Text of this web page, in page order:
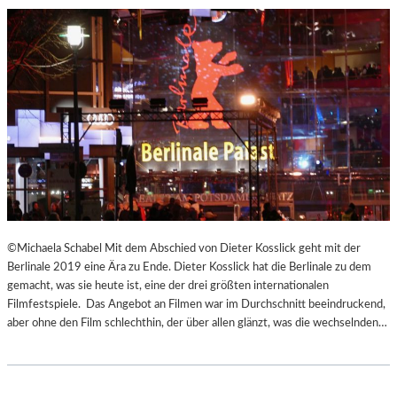
©Michaela Schabel Mit dem Abschied von Dieter Kosslick geht mit der
Berlinale 2019 eine Ära zu Ende. Dieter Kosslick hat die Berlinale zu dem
gemacht, was sie heute ist, eine der drei größten internationalen
Filmfestspiele. Das Angebot an Filmen war im Durchschnitt beeindruckend,
aber ohne den Film schlechthin, der über allen glänzt, was die wechselnden…